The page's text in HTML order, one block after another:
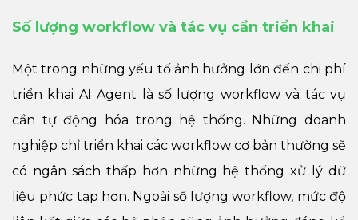
Số lượng workflow và tác vụ cần triển khai
Một trong những yếu tố ảnh hưởng lớn đến chi phí
triển khai AI Agent là số lượng workflow và tác vụ
cần tự động hóa trong hệ thống. Những doanh
nghiệp chỉ triển khai các workflow cơ bản thường sẽ
có ngân sách thấp hơn những hệ thống xử lý dữ
liệu phức tạp hơn. Ngoài số lượng workflow, mức độ